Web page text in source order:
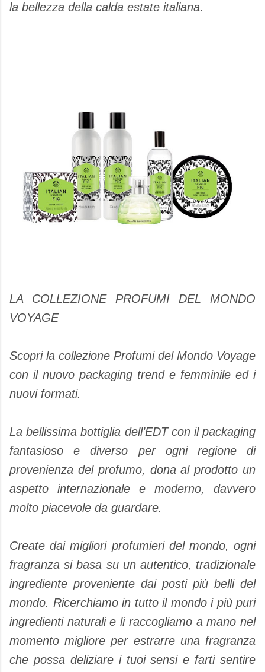
la bellezza della calda estate italiana.
LA COLLEZIONE PROFUMI DEL MONDO
VOYAGE
Scopri la collezione Profumi del Mondo Voyage
con il nuovo packaging trend e femminile ed i
nuovi formati.
La bellissima bottiglia dell’EDT con il packaging
fantasioso e diverso per ogni regione di
provenienza del profumo, dona al prodotto un
aspetto internazionale e moderno, davvero
molto piacevole da guardare.
Create dai migliori profumieri del mondo, ogni
fragranza si basa su un autentico, tradizionale
ingrediente proveniente dai posti più belli del
mondo. Ricerchiamo in tutto il mondo i più puri
ingredienti naturali e li raccogliamo a mano nel
momento migliore per estrarre una fragranza
che possa deliziare i tuoi sensi e farti sentire